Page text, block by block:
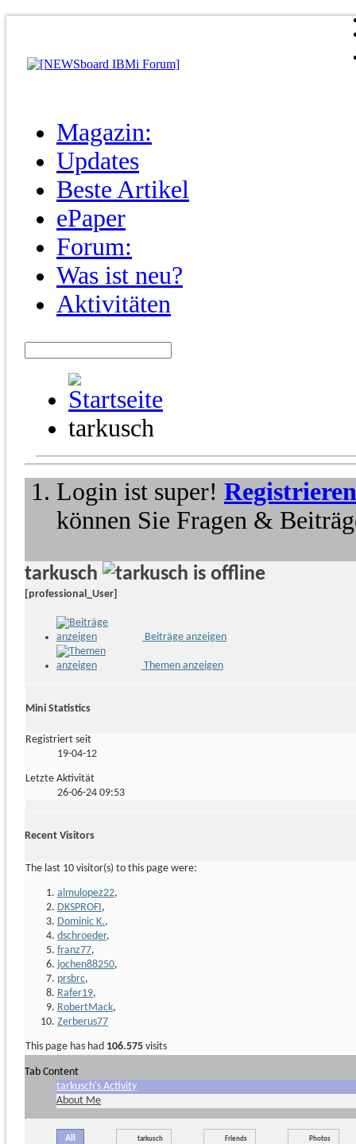
Magazin:
Updates
Beste Artikel
ePaper
Forum:
Was ist neu?
Aktivitäten
tarkusch
Login ist super! Registrieren
können Sie Fragen &
tarkusch
[professional_User]
Beiträge anzeigen
Themen anzeigen
Mini Statistics
Registriert seit
19-04-12
Letzte Aktivität
26-06-24 09:53
Recent Visitors
The last 10 visitor(s) to this page were:
almulopez22,
DKSPROFI,
Dominic K.,
dschroeder,
franz77,
jochen88250,
prsbrc,
Rafer19,
RobertMack,
Zerberus77
This page has had 106.575 visits
Tab Content
tarkusch's Activity
About Me
All tarkusch Friends Photos